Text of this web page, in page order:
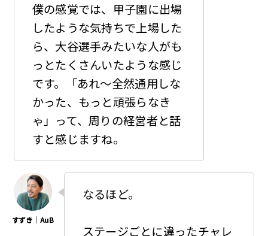
僕の感覚では、甲子園に出場
したような気持ちで上場した
ら、大谷選手みたいな人がも
っとたくさんいたような感じ
です。「あれ〜全然通用しな
かった、もっと頑張らなき
ゃ」って、周りの経営者と話
すと感じますね。
なるほど。
ステージごとに違ったチャレ